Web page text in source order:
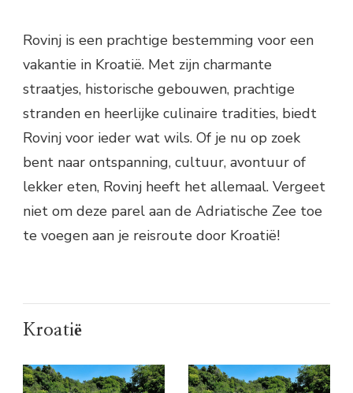
Rovinj is een prachtige bestemming voor een
vakantie in Kroatië. Met zijn charmante
straatjes, historische gebouwen, prachtige
stranden en heerlijke culinaire tradities, biedt
Rovinj voor ieder wat wils. Of je nu op zoek
bent naar ontspanning, cultuur, avontuur of
lekker eten, Rovinj heeft het allemaal. Vergeet
niet om deze parel aan de Adriatische Zee toe
te voegen aan je reisroute door Kroatië!
Kroatië